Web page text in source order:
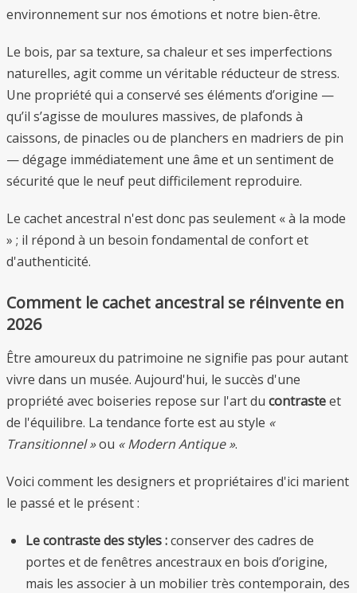
environnement sur nos émotions et notre bien-être.
Le bois, par sa texture, sa chaleur et ses imperfections
naturelles, agit comme un véritable réducteur de stress.
Une propriété qui a conservé ses éléments d’origine —
qu’il s’agisse de moulures massives, de plafonds à
caissons, de pinacles ou de planchers en madriers de pin
— dégage immédiatement une âme et un sentiment de
sécurité que le neuf peut difficilement reproduire.
Le cachet ancestral n'est donc pas seulement « à la mode
» ; il répond à un besoin fondamental de confort et
d'authenticité.
Comment le cachet ancestral se réinvente en
2026
Être amoureux du patrimoine ne signifie pas pour autant
vivre dans un musée. Aujourd'hui, le succès d'une
propriété avec boiseries repose sur l'art du contrasteet
de l'équilibre. La tendance forte est au style «
Transitionnel »ou « Modern Antique ».
Voici comment les designers et propriétaires d'ici marient
le passé et le présent :
Le contraste des styles :conserver des cadres de
portes et de fenêtres ancestraux en bois d’origine,
mais les associer à un mobilier très contemporain, des